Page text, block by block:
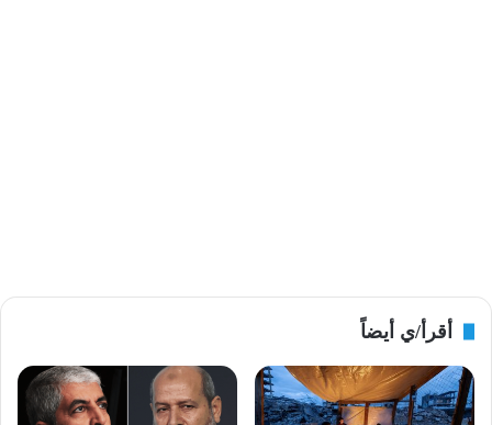
أقرأ/ي أيضاً